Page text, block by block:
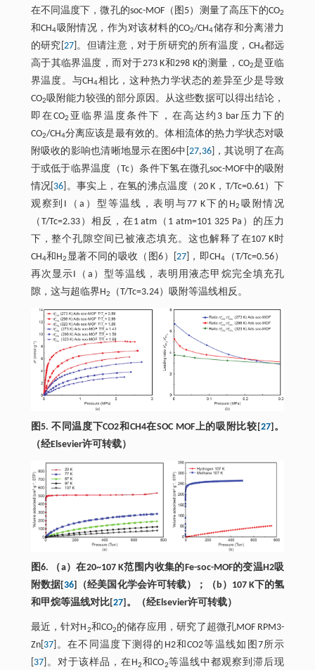
在不同温度下，微孔的soc-MOF（图5）测量了高压下的CO2
和CH4吸附情况，作为对该材料的CO2/CH4储存和分离潜力
的研究[ 27]。但请注意，对于所研究的所有温度，CH4都远
高于其临界温度，而对于273 K和298 K的测量，CO2是亚临
界温度。与CH4相比，这种热力学状态的差异至少是导致
CO2吸附能力较强的部分原因。从这些数据可以得出结论，
即在CO2 亚临界温度条件下，在高达约3 bar压力下的
CO2/CH4分离应该是最有效的。体相流体的热力学状态对吸
附吸收的影响也清晰地显示在图6中[ 27,36]，其说明了在高
于或低于临界温度（Tc）条件下氢在微孔soc-MOF中的吸附
情况[ 36 ]。事实上，在氢的沸点温度（20 K，T/Tc=0.61）下
观察到I（a）型等温线，表明与77 K下的H2 吸附情况
（T/Tc=2.33）相反，在1 atm（1 atm=101 325 Pa）的压力
下，整个孔隙空间已被液态填充。这也解释了在107 K时
CH4和H2 显著不同的吸收（图6）[27 ]，即CH4
（T/Tc=0.56）
再次显示I（a）型等温线，表明用液态甲烷完全填充孔
隙，这与超临界H2 （T/Tc=3.24）吸附等温线相反。
图5. 不同温度下CO2和CH4在SOC MOF上的吸附比较[27]。
（经Elsevier许可转载）
图6. （a）在20~107 K范围内收集的Fe-soc-MOF的变温H2吸
附数据[36]（经美国化学会许可转载）；（b）107 K下的氢
和甲烷等温线对比[27]。（经Elsevier许可转载）
最近，针对H2和CO2的储存应用，研究了超微孔MOF RPM3-
Zn[ 37]。在不同温度下测得的H2和CO2等温线如图7所示
37]。对于该样品，在H2和CO2等温线中都观察到滞后现